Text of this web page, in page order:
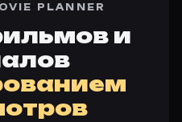
PLANNER
и